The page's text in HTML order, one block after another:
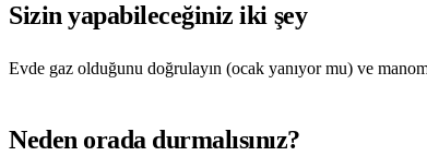
Sizin yapabileceğiniz iki şey
Evde gaz olduğunu doğrulayın (ocak yanıyor mu) ve
Neden orada durmalısınız?